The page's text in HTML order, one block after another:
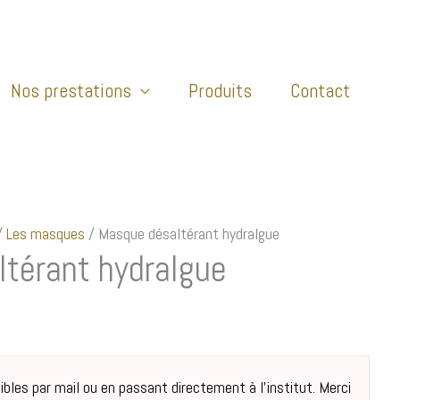
Nos prestations Produits Contact
Les masques / Masque désaltérant hydralgue
hydralgue
par mail ou en passant directement à l’institut. Merci